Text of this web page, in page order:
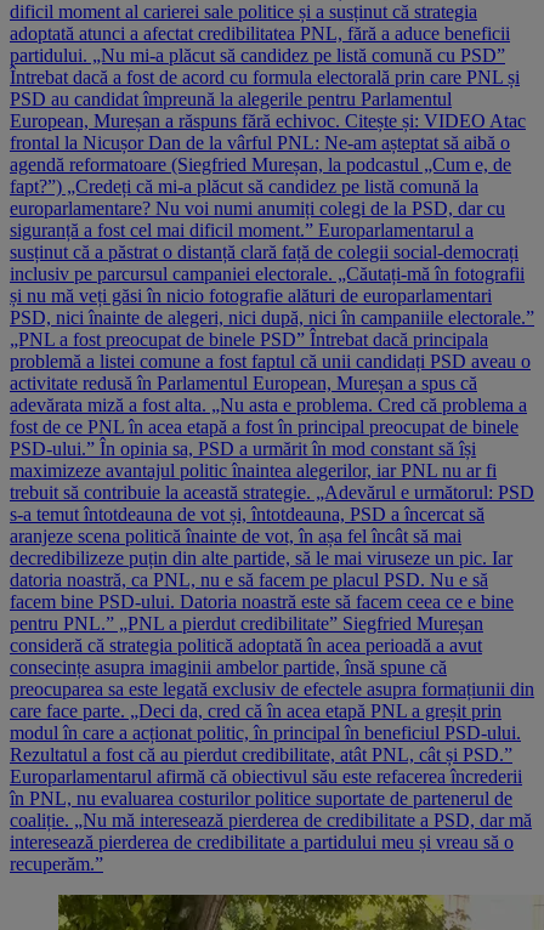
dificil moment al carierei sale politice și a susținut că strategia
adoptată atunci a afectat credibilitatea PNL, fără a aduce beneficii
partidului. „Nu mi-a plăcut să candidez pe listă comună cu PSD”
Întrebat dacă a fost de acord cu formula electorală prin care PNL și
PSD au candidat împreună la alegerile pentru Parlamentul
European, Mureșan a răspuns fără echivoc. Citește și: VIDEO Atac
frontal la Nicușor Dan de la vârful PNL: Ne-am așteptat să aibă o
agendă reformatoare (Siegfried Mureșan, la podcastul „Cum e, de
fapt?”) „Credeți că mi-a plăcut să candidez pe listă comună la
europarlamentare? Nu voi numi anumiți colegi de la PSD, dar cu
siguranță a fost cel mai dificil moment.” Europarlamentarul a
susținut că a păstrat o distanță clară față de colegii social-democrați
inclusiv pe parcursul campaniei electorale. „Căutați-mă în fotografii
și nu mă veți găsi în nicio fotografie alături de europarlamentari
PSD, nici înainte de alegeri, nici după, nici în campaniile electorale.”
„PNL a fost preocupat de binele PSD” Întrebat dacă principala
problemă a listei comune a fost faptul că unii candidați PSD aveau o
activitate redusă în Parlamentul European, Mureșan a spus că
adevărata miză a fost alta. „Nu asta e problema. Cred că problema a
fost de ce PNL în acea etapă a fost în principal preocupat de binele
PSD-ului.” În opinia sa, PSD a urmărit în mod constant să își
maximizeze avantajul politic înaintea alegerilor, iar PNL nu ar fi
trebuit să contribuie la această strategie. „Adevărul e următorul: PSD
s-a temut întotdeauna de vot și, întotdeauna, PSD a încercat să
aranjeze scena politică înainte de vot, în așa fel încât să mai
decredibilizeze puțin din alte partide, să le mai viruseze un pic. Iar
datoria noastră, ca PNL, nu e să facem pe placul PSD. Nu e să
facem bine PSD-ului. Datoria noastră este să facem ceea ce e bine
pentru PNL.” „PNL a pierdut credibilitate” Siegfried Mureșan
consideră că strategia politică adoptată în acea perioadă a avut
consecințe asupra imaginii ambelor partide, însă spune că
preocuparea sa este legată exclusiv de efectele asupra formațiunii din
care face parte. „Deci da, cred că în acea etapă PNL a greșit prin
modul în care a acționat politic, în principal în beneficiul PSD-ului.
Rezultatul a fost că au pierdut credibilitate, atât PNL, cât și PSD.”
Europarlamentarul afirmă că obiectivul său este refacerea încrederii
în PNL, nu evaluarea costurilor politice suportate de partenerul de
coaliție. „Nu mă interesează pierderea de credibilitate a PSD, dar mă
interesează pierderea de credibilitate a partidului meu și vreau să o
recuperăm.”